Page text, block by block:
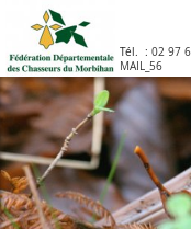
Tél. : 02 97
MAIL_56